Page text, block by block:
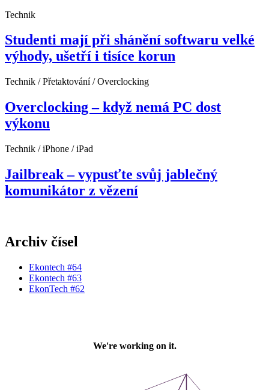
Technik
Studenti mají při shánění softwaru velké
výhody, ušetří i tisíce korun
Technik / Přetaktování / Overclocking
Overclocking – když nemá PC dost
výkonu
Technik / iPhone / iPad
Jailbreak – vypusťte svůj jablečný
komunikátor z vězení
Archiv čísel
Ekontech #64
Ekontech #63
EkonTech #62